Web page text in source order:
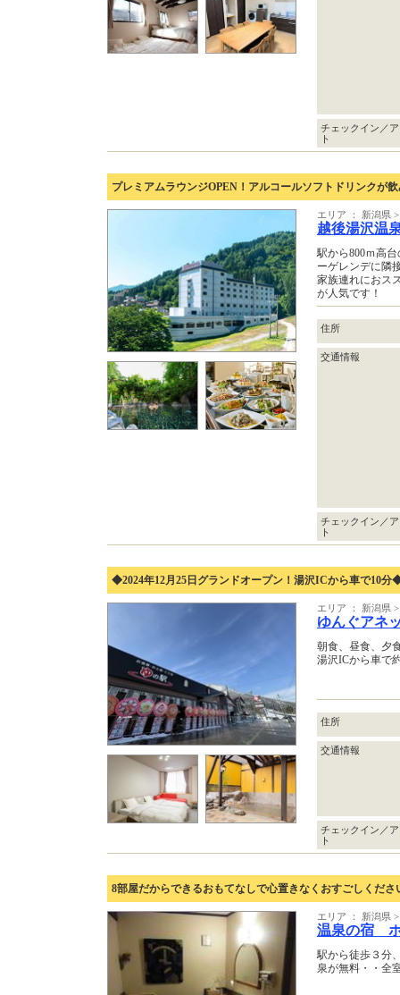
チェックイン／
ト
プレミアムラウンジOPEN！アルコールソフトドリンクが
エリア ： 新潟県
越後湯沢温
駅から800ｍ高
ーゲレンデに隣
家族連れにおス
が人気です！
住所
交通情報
チェックイン／
ト
◆2024年12月25日グランドオープン！湯沢ICから車で10分
エリア ： 新潟県
ゆんぐアネ
朝食、昼食、夕
湯沢ICから車で
住所
交通情報
チェックイン／
ト
8部屋だからできるおもてなしで心置きなくおすごしくださ
エリア ： 新潟県
温泉の宿
駅から徒歩３分
泉が無料・・全